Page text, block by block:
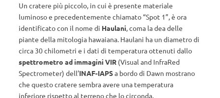
Un cratere più piccolo, in cui è presente materiale
luminoso e precedentemente chiamato “Spot 1”, è ora
identificato con il nome di Haulani , coma la dea delle
piante della mitologia hawaiana. Haulani ha un diametro di
circa 30 chilometri e i dati di temperatura ottenuti dallo
spettrometro ad immagini VIR (Visual and InfraRed
Spectrometer) dell’INAF-IAPSa bordo di Dawn mostrano
che questo cratere sembra avere una temperatura
inferiore rispetto al terreno che lo circonda.